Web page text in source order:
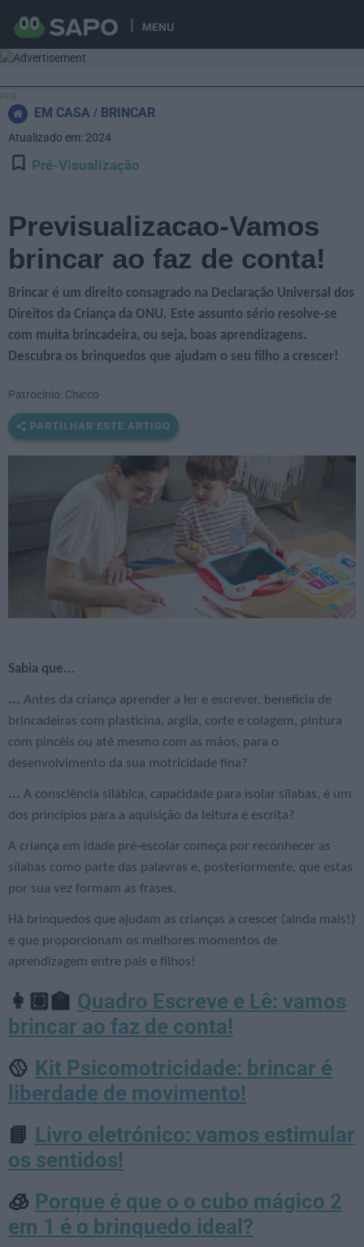
MENU
EM CASA BRINCAR
Pré-Visualização
Previsualizacao-Vamos
brincar ao faz de conta!
Brincar é um direito consagrado na Declaração Universal dos
Direitos da Criança da ONU. Este assunto sério resolve-se
com muita brincadeira, ou seja, boas aprendizagens.
Descubra os brinquedos que ajudam o seu filho a crescer!
Patrocínio: Chicco
PARTILHAR ESTE ARTIGO
Sabia que...
... Antes da criança aprender a ler e escrever, beneficia de
brincadeiras com plasticina, argila, corte e colagem, pintura
com pincéis ou até mesmo com as mãos, para o
desenvolvimento da sua motricidade fina?
... A consciência silábica, capacidade para isolar sílabas, é um
dos princípios para a aquisição da leitura e escrita?
A criança em idade pré-escolar começa por reconhecer as
sílabas como parte das palavras e, posteriormente, que estas
por sua vez formam as frases.
Há brinquedos que ajudam as crianças a crescer (ainda mais!)
e que proporcionam os melhores momentos de
aprendizagem entre pais e filhos!
👩🏽‍🏫 Quadro Escreve e Lê: vamos
brincar ao faz de conta!
🥎 Kit Psicomotricidade: brincar é
liberdade de movimento!
📘 Livro eletrónico: vamos estimular
os sentidos!
🧊 Porque é que o o cubo mágico 2
em 1 é o brinquedo ideal?
Atualizado em: 2024